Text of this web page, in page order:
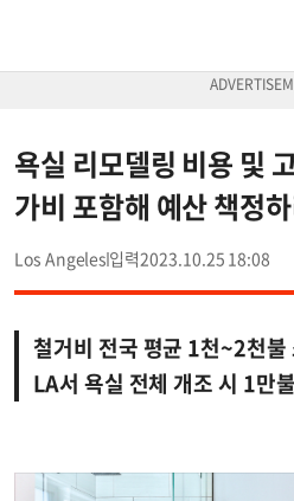
욕실 리모델링 비용 및
가비 포함해 예산 책정
Los Angeles 2023.10.25 18:08
철거비 전국 평균 1천~2천불
LA서 욕실 전체 개조 시 1만